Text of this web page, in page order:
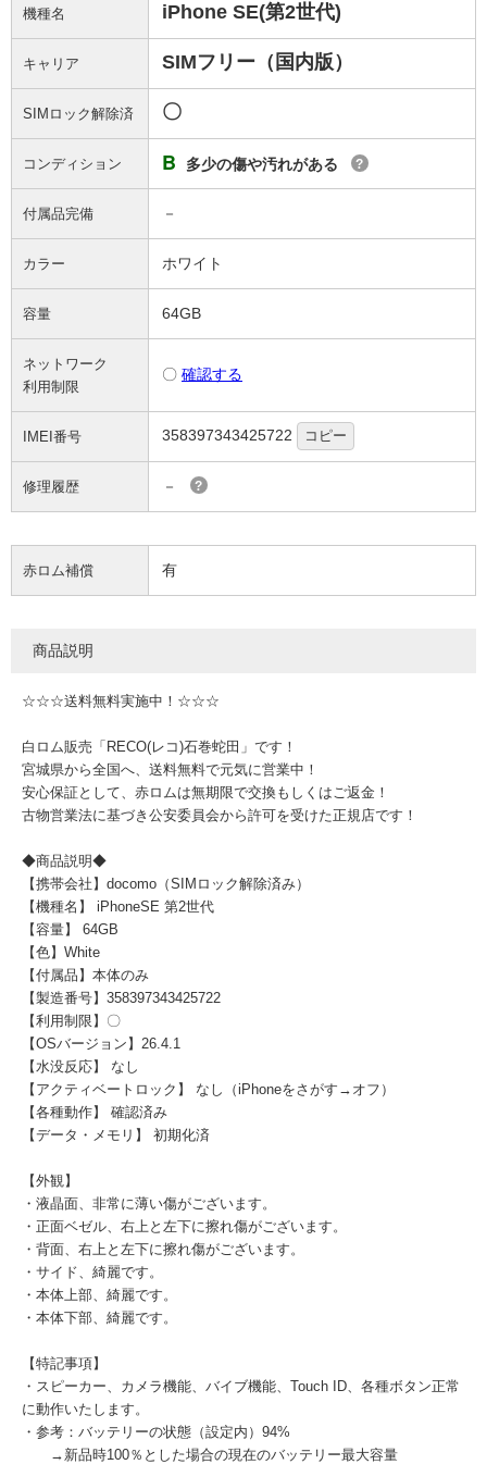
機種名 iPhone SE(第2世代)
キャリア SIMフリー（国内版）
SIMロック解除済 〇
コンディション B 多少の傷や汚れがある ?
付属品完備 －
カラー ホワイト
容量 64GB
ネットワーク
利用制限
〇 確認する
IMEI番号 358397343425722 コピー
修理履歴 － ?
赤ロム補償 有
商品説明
☆☆☆送料無料実施中！☆☆☆
白ロム販売「RECO(レコ)石巻蛇田」です！
宮城県から全国へ、送料無料で元気に営業中！
安心保証として、赤ロムは無期限で交換もしくはご返金！
古物営業法に基づき公安委員会から許可を受けた正規店です！
◆商品説明◆
【携帯会社】docomo（SIMロック解除済み）
【機種名】 iPhoneSE 第2世代
【容量】 64GB
【色】White
【付属品】本体のみ
【製造番号】358397343425722
【利用制限】〇
【OSバージョン】26.4.1
【水没反応】 なし
【アクティベートロック】 なし（iPhoneをさがす→オフ）
【各種動作】 確認済み
【データ・メモリ】 初期化済
【外観】
・液晶面、非常に薄い傷がございます。
・正面ベゼル、右上と左下に擦れ傷がございます。
・背面、右上と左下に擦れ傷がございます。
・サイド、綺麗です。
・本体上部、綺麗です。
・本体下部、綺麗です。
【特記事項】
・スピーカー、カメラ機能、バイブ機能、Touch ID、各種ボタン正常
に動作いたします。
・参考：バッテリーの状態（設定内）94%
→新品時100％とした場合の現在のバッテリー最大容量